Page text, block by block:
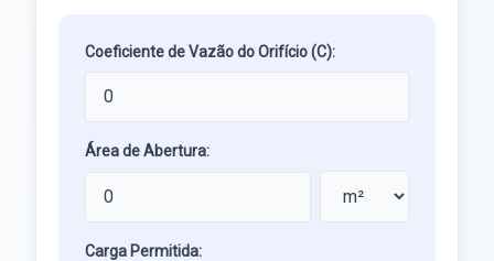
Coeficiente de Vazão do Orifício (C):
Área de Abertura:
Carga Permitida: